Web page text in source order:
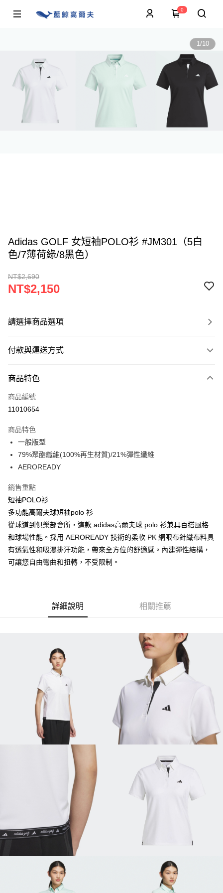
0
1/10
Adidas GOLF 女短袖POLO衫 #JM301（5白
色/7薄荷綠/8黑色）
NT$2,690
NT$2,150
請選擇商品選項
付款與運送方式
信用卡一次付款
超商取貨付款
Apple Pay
悠遊付
運送方式
全家取貨付款
每筆NT$60
7-11取貨付款
每筆NT$60
商品特色
商品編號
11010654
商品特色
一般版型
79%聚酯纖維(100%再生材質)/21%彈性纖維
AEROREADY
銷售重點
短袖POLO衫
多功能高爾夫球短袖polo 衫
從球道到俱樂部會所，這款 adidas高爾夫球 polo 衫兼具百搭風格
和球場性能。採用 AEROREADY 技術的柔軟 PK 網眼布針織布料具
有透氣性和吸濕排汗功能，帶來全方位的舒適感。內建彈性結構，
可讓您自由彎曲和扭轉，不受限制。
詳細說明 相關推薦